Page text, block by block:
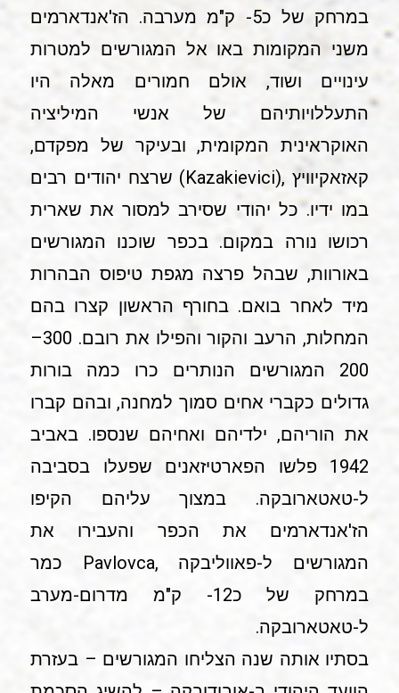
במרחק של כ5- ק"מ מערבה. הז'אנדארמים
משני המקומות באו אל המגורשים למטרות
עינויים ושוד, אולם חמורים מאלה היו
התעללויותיהם של אנשי המיליציה
האוקראינית המקומית, ובעיקר של מפקדם,
קאזאקיוויץ ,(Kazakievici) שרצח יהודים רבים
במו ידיו. כל יהודי שסירב למסור את שארית
רכושו נורה במקום. בכפר שוכנו המגורשים
באורוות, שבהל פרצה מגפת טיפוס הבהרות
מיד לאחר בואם. בחורף הראשון קצרו בהם
המחלות, הרעב והקור והפילו את רובם. 300–
200 המגורשים הנותרים כרו כמה בורות
גדולים כקברי אחים סמוך למחנה, ובהם קברו
את הוריהם, ילדיהם ואחיהם שנספו. באביב
1942 פלשו הפארטיזאנים שפעלו בסביבה
ל-טאטארובקה. במצוך עליהם הקיפו
הז'אנדארמים את הכפר והעבירו את
המגורשים ל-פאווליבקה ,Pavlovca כמר
במרחק של כ12- ק"מ מדרום-מערב
ל-טאטארובקה.
בסתיו אותה שנה הצליחו המגורשים – בעזרת